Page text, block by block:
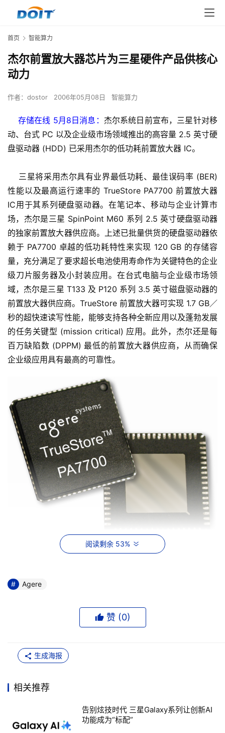
首页 智能算力
杰尔前置放大器芯片为三星硬件产品供核心
动力
作者： dostor 2006年05月08日 智能算力
存储在线 5月8日消息： 杰尔系统日前宣布，三星针对移
动、台式 PC 以及企业级市场领域推出的高容量 2.5 英寸硬
盘驱动器 (HDD) 已采用杰尔的低功耗前置放大器 IC。
三星将采用杰尔具有业界最低功耗、最佳误码率 (BER)
性能以及最高运行速率的 TrueStore PA7700 前置放大器
IC用于其系列硬盘驱动器。在笔记本、移动与企业计算市
场，杰尔是三星 SpinPoint M60 系列 2.5 英寸硬盘驱动器
的独家前置放大器供应商。上述已批量供货的硬盘驱动器依
赖于 PA7700 卓越的低功耗特性来实现 120 GB 的存储容
量，充分满足了要求超长电池使用寿命作为关键特色的企业
级刀片服务器及小封装应用。在台式电脑与企业级市场领
域，杰尔是三星 T133 及 P120 系列 3.5 英寸磁盘驱动器的
前置放大器供应商。TrueStore 前置放大器可实现 1.7 GB／
秒的超快速读写性能，能够支持各种全新应用以及蓬勃发展
的任务关键型 (mission critical) 应用。此外，杰尔还是每
百万缺陷数 (DPPM) 最低的前置放大器供应商，从而确保
企业级应用具有最高的可靠性。
领域的合作将不断加强。
杰尔存储部门高级副总裁兼总经理 Ruediger Stroh 说：
“杰尔前置放大器产品系列已广泛地渗透到了存储市场，业
TrueStore 产品，三星将极大受益于这套业界最流行的存储
并提高驱动器生产效率。杰尔与三星之间不断加强的合作关
HDD 前置放大器与驱动器磁头与存储介质的性能息息相
阅读剩余 53%
Agere
赞 (0)
生成海报
相关推荐
告别炫技时代 三星Galaxy系列让创新AI
功能成为“标配”